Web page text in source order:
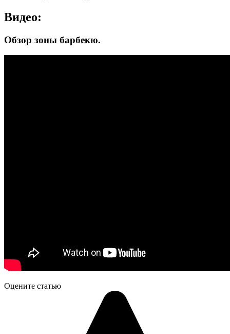
Видео:
Обзор зоны барбекю.
Оцените статью